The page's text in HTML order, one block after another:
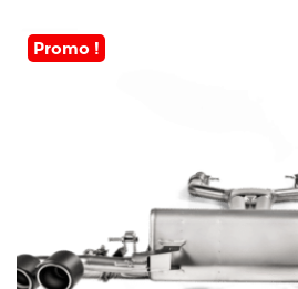
Promo !